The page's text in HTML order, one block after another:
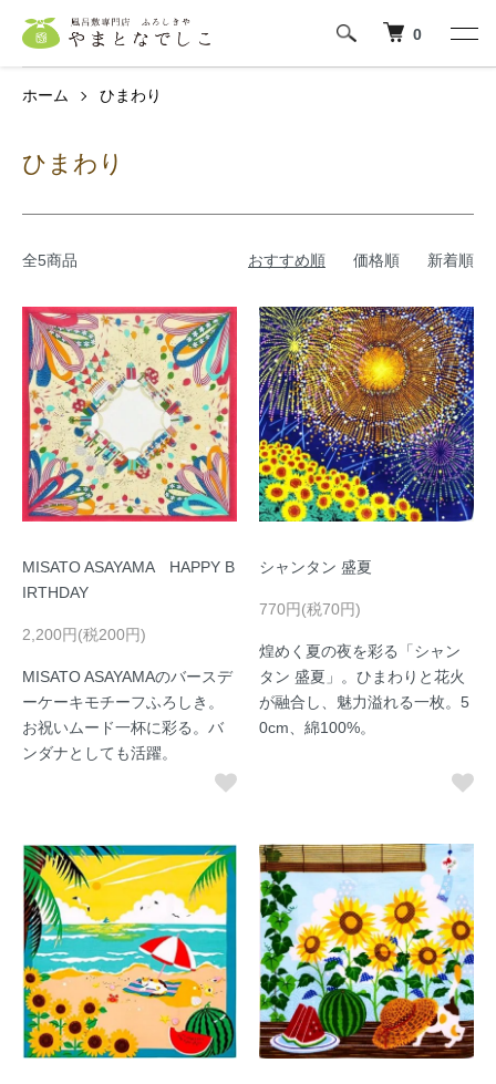
0
ホーム ひまわり
ひまわり
全5商品 おすすめ順 価格順 新着順
MISATO ASAYAMA HAPPY B
IRTHDAY
2,200円(税200円)
MISATO ASAYAMAのバースデ
ーケーキモチーフふろしき。
お祝いムード一杯に彩る。バ
ンダナとしても活躍。
シャンタン 盛夏
770円(税70円)
煌めく夏の夜を彩る「シャン
タン 盛夏」。ひまわりと花火
が融合し、魅力溢れる一枚。5
0cm、綿100%。